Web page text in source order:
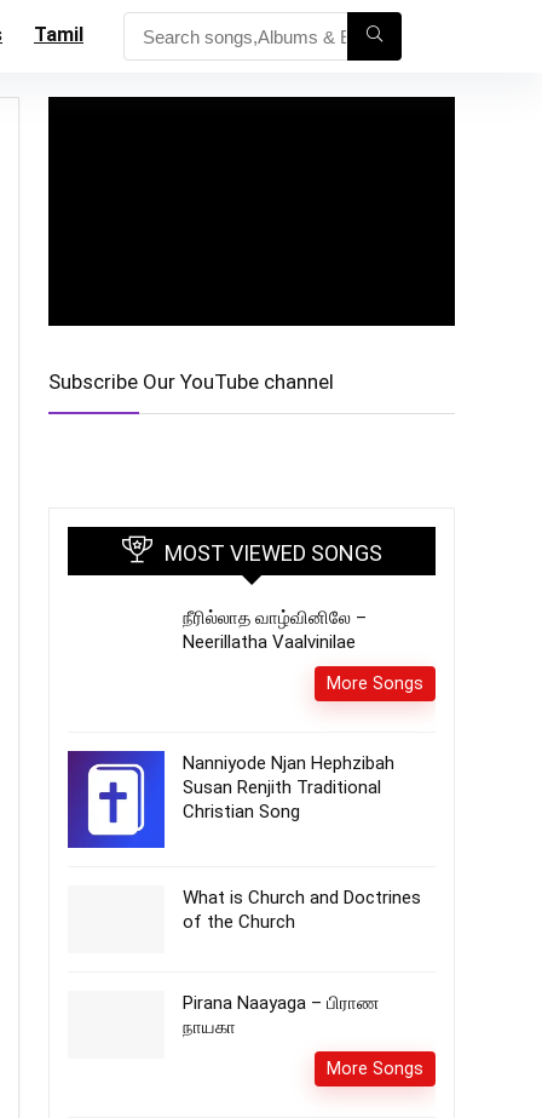
Tamil
Subscribe Our YouTube channel
MOST VIEWED SONGS
நீரில்லாத வாழ்வினிலே –
Neerillatha Vaalvinilae
More Songs
Nanniyode Njan Hephzibah
Susan Renjith Traditional
Christian Song
What is Church and Doctrines
of the Church
Pirana Naayaga – பிராண
நாயகா
More Songs